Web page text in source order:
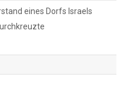
eines Dorfs Israels